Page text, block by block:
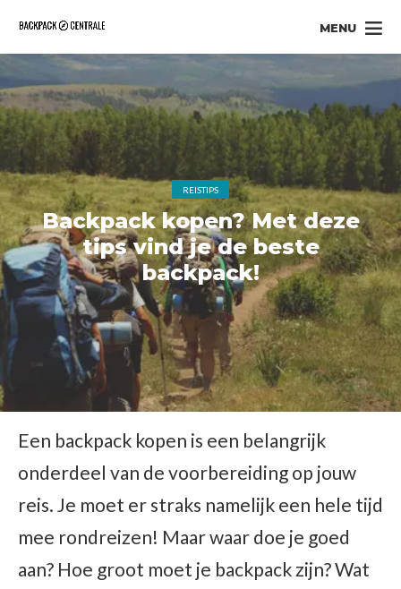
MENU
REISTIPS
Backpack kopen? Met deze
tips vind je de beste
backpack!
Een backpack kopen is een belangrijk
onderdeel van de voorbereiding op jouw
reis. Je moet er straks namelijk een hele tijd
mee rondreizen! Maar waar doe je goed
aan? Hoe groot moet je backpack zijn? Wat